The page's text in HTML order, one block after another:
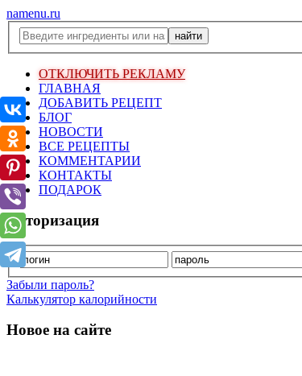
namenu.ru
ОТКЛЮЧИТЬ РЕКЛАМУ
ГЛАВНАЯ
ДОБАВИТЬ РЕЦЕПТ
БЛОГ
НОВОСТИ
ВСЕ РЕЦЕПТЫ
КОММЕНТАРИИ
КОНТАКТЫ
ПОДАРОК
Авторизация
Забыли пароль?
Калькулятор калорийности
Новое на сайте